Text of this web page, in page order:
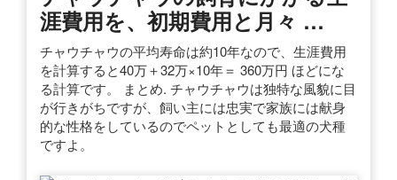
涯費用を、初期費用と月々 …
チャウチャウの平均寿命は約10年なので、生涯費用
を計算すると40万＋32万×10年＝ 360万円 ほどにな
る計算です。 まとめ. チャウチャウは独特な風貌に目
が行きがちですが、飼い主には忠実で家族には献身
的な性格をしているのでペットとしても最適の犬種
ですよ。